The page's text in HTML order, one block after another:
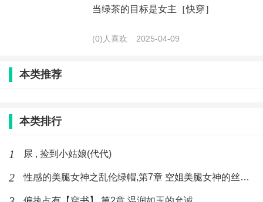
当绿茶的目标是女主［快穿］
(0)人喜欢 2025-04-09
本类推荐
本类排行
1 尿 , 捡到小姑娘(代代)
2 性感的美腿女神之乱伦绿帽,第7章 空姐美腿女神的丝袜足交